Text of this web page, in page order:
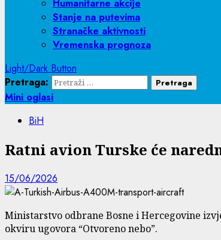
Humanitarne akcije
Stanje na putevima
Stranačke aktivnosti
Vremenska prognoza
Light/Dark Button
Pretraga:
Mini oglasi
BiH
Ratni avion Turske će
15/06/2026
Ministarstvo odbrane Bosne i Hercegovine
okviru ugovora “Otvoreno nebo”.